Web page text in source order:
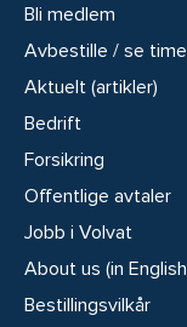
Bli medlem
Avbestille / se time
Aktuelt (artikler)
Bedrift
Forsikring
Offentlige avtaler
Jobb i Volvat
About us (in
Bestillingsvilkår